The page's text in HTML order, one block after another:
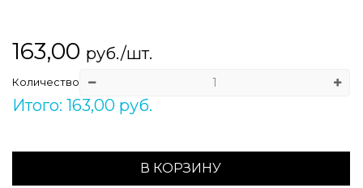
163,00 руб./шт.
Количество
Итого: 163,00 руб.
В КОРЗИНУ